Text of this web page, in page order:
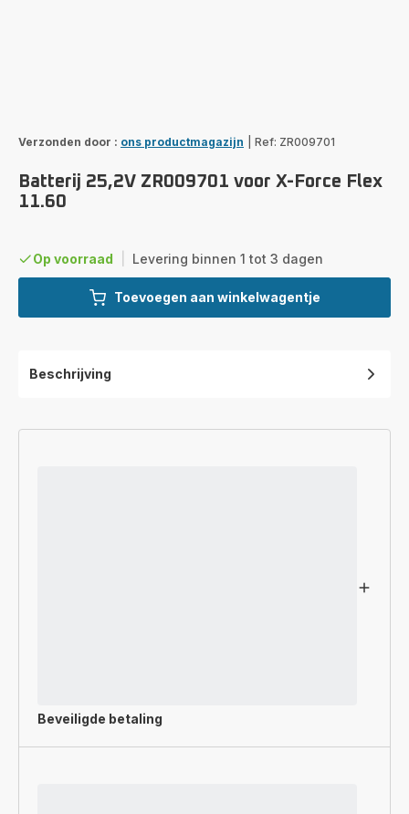
Verzonden door : ons productmagazijn Ref: ZR009701
Batterij 25,2V ZR009701 voor X-Force Flex
11.60
Op voorraad Levering binnen 1 tot 3 dagen
Toevoegen aan winkelwagentje
Beschrijving
Beveiligde betaling